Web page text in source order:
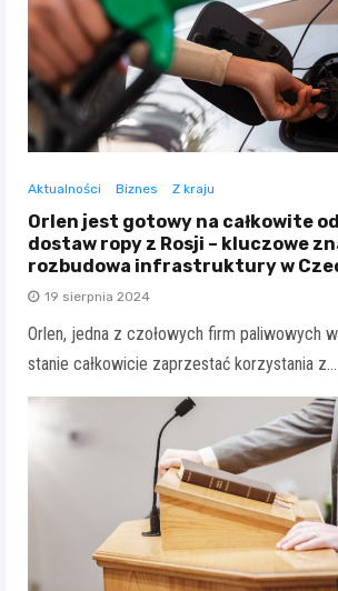
Aktualności Biznes Z kraju
Orlen jest gotowy na całkowite
dostaw ropy z Rosji – kluczowe
rozbudowa infrastruktury w
19 sierpnia 2024
Orlen, jedna z czołowych firm paliwowych
stanie całkowicie zaprzestać korzystania z…